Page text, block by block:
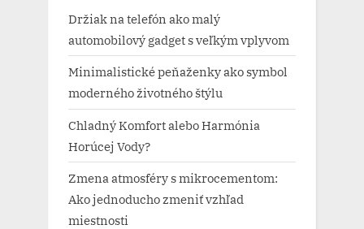
Držiak na telefón ako malý
automobilový gadget s veľkým vplyvom
Minimalistické peňaženky ako symbol
moderného životného štýlu
Chladný Komfort alebo Harmónia
Horúcej Vody?
Zmena atmosféry s mikrocementom:
Ako jednoducho zmeniť vzhľad
miestnosti